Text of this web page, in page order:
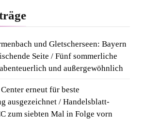
und Gletscherseen: Bayern
Seite / Fünf sommerliche
und außergewöhnlich
erneut für beste
ausgezeichnet / Handelsblatt-
zum siebten Mal in Folge vorn